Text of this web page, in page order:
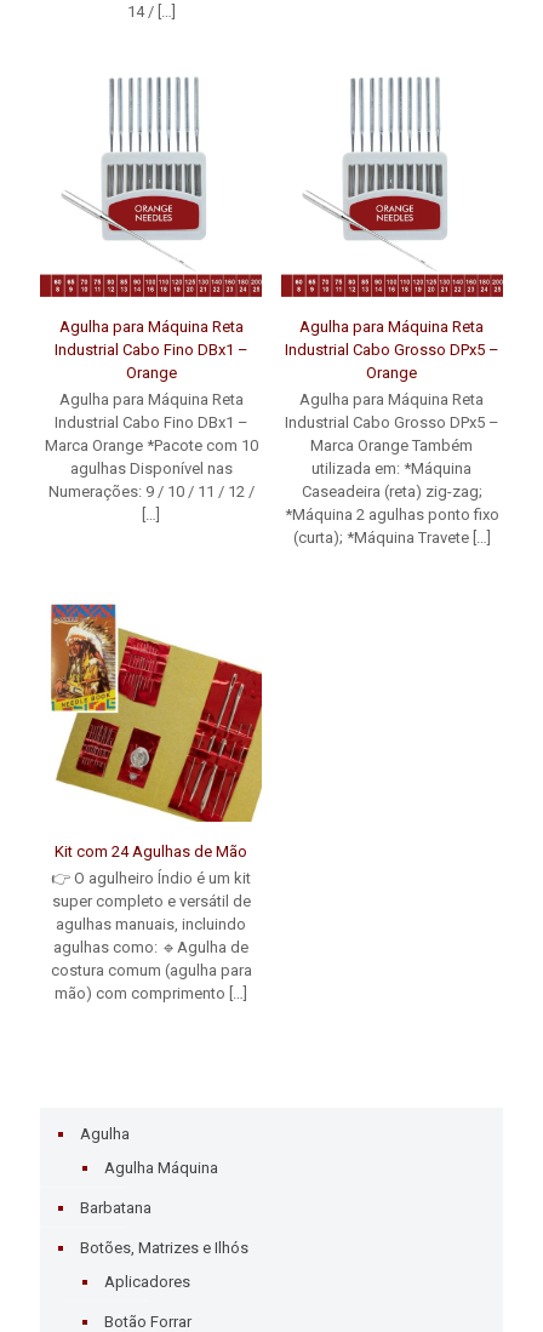
14 /[…]
Agulha para Máquina Reta
Industrial Cabo Fino DBx1 –
Orange
Agulha para Máquina Reta
Industrial Cabo Fino DBx1 –
Marca Orange *Pacote com 10
agulhas Disponível nas
Numerações: 9 / 10 / 11 / 12 /
[…]
Agulha para Máquina Reta
Industrial Cabo Grosso DPx5 –
Orange
Agulha para Máquina Reta
Industrial Cabo Grosso DPx5 –
Marca Orange Também
utilizada em: *Máquina
Caseadeira (reta) zig-zag;
*Máquina 2 agulhas ponto fixo
(curta); *Máquina Travete[…]
Kit com 24 Agulhas de Mão
👉 O agulheiro Índio é um kit
super completo e versátil de
agulhas manuais, incluindo
agulhas como: 🔹Agulha de
costura comum (agulha para
mão) com comprimento […]
Agulha
Agulha Máquina
Barbatana
Botões, Matrizes e Ilhós
Aplicadores
Botão Forrar